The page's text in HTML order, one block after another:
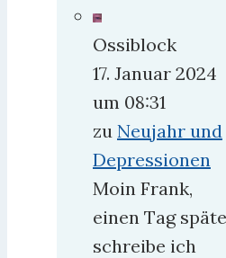
8.
Januar
2008
Januar
2019
Ossiblock
17. Januar 2024
um 08:31
zu Neujahr und
Depressionen
Moin Frank,
einen Tag
schreibe ich